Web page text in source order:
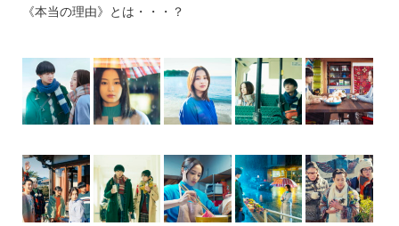
《本当の理由》とは・・・？